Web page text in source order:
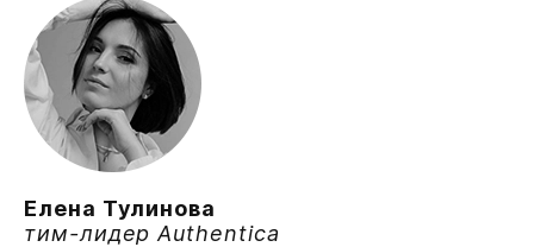
Елена Тулинова
тим-лидер Authentica